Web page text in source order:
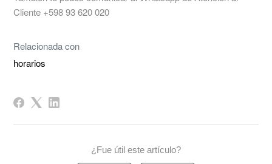
Cliente +598 93 620 020
Relacionada con
horarios
¿Fue útil este artículo?